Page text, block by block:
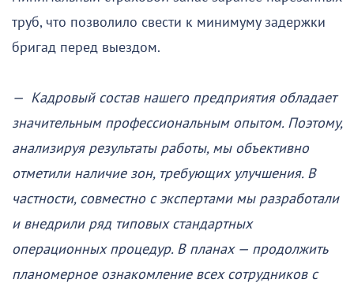
труб, что позволило свести к минимуму задержки
бригад перед выездом.
— Кадровый состав нашего предприятия обладает
значительным профессиональным опытом. Поэтому,
анализируя результаты работы, мы объективно
отметили наличие зон, требующих улучшения. В
частности, совместно с экспертами мы разработали
и внедрили ряд типовых стандартных
операционных процедур. В планах — продолжить
планомерное ознакомление всех сотрудников с